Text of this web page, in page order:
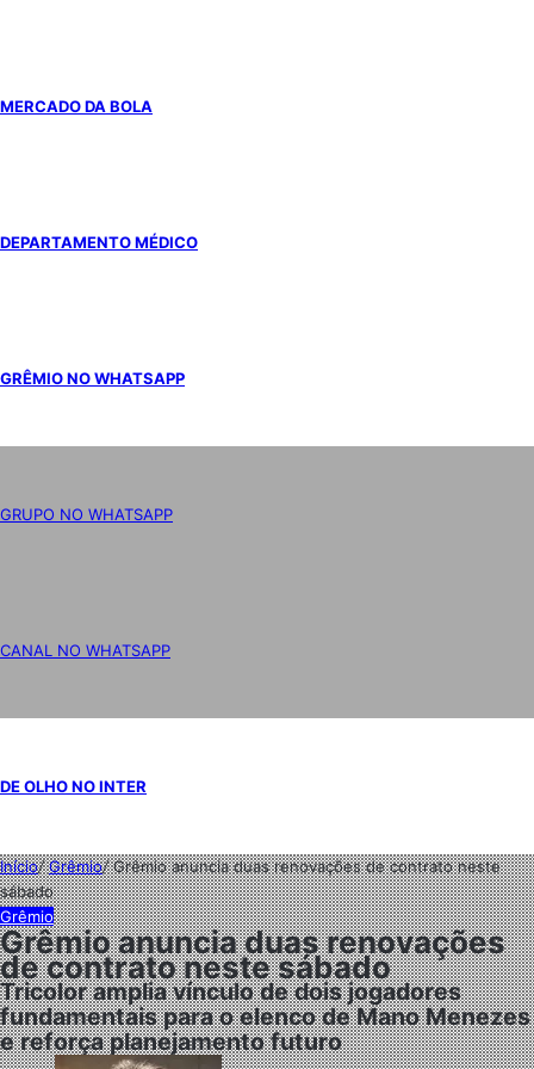
MERCADO DA BOLA
DEPARTAMENTO MÉDICO
GRÊMIO NO WHATSAPP
GRUPO NO WHATSAPP
CANAL NO WHATSAPP
DE OLHO NO INTER
Início/Grêmio/Grêmio anuncia duas renovações de contrato neste
sábado
Grêmio
Grêmio anuncia duas renovações
de contrato neste sábado
Tricolor amplia vínculo de dois jogadores
fundamentais para o elenco de Mano Menezes
e reforça planejamento futuro